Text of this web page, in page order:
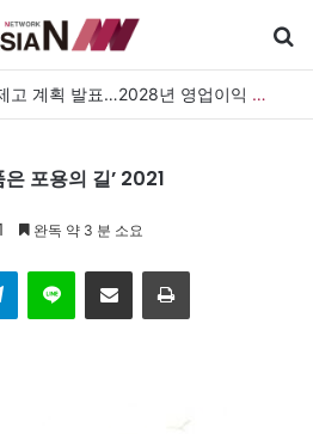
GS리테일, 기업가치 제고 계획 발표…2028년 영업이익 3,800억 원 목표
포용의 길’ 2021
완독 약 3 분 소요
Telegram 이메일